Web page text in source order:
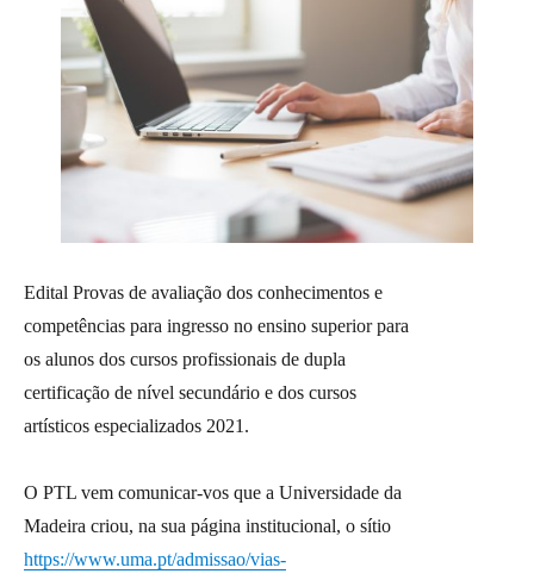
Edital Provas de avaliação dos conhecimentos e
competências para ingresso no ensino superior para
os alunos dos cursos profissionais de dupla
certificação de nível secundário e dos cursos
artísticos especializados 2021.
O PTL vem comunicar-vos que a Universidade da
Madeira criou, na sua página institucional, o sítio
https://www.uma.pt/admissao/vias-